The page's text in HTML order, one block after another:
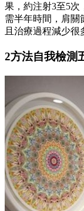
果，約注射3至5次
需半年時間，肩關
且治療過程減少很
2方法自我檢測